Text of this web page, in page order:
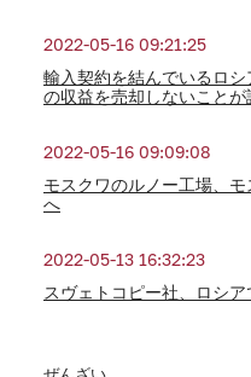
2022-05-16 09:21:25
輸入契約を結んでいるロ
の収益を売却しないことが
2022-05-16 09:09:08
モスクワのルノー工場、
へ
2022-05-13 16:32:23
スヴェトコピー社、ロシ